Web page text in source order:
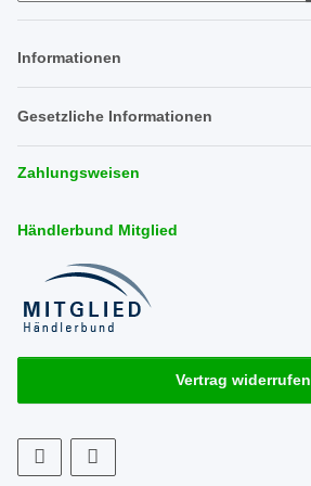
Informationen
Gesetzliche Informationen
Zahlungsweisen
Händlerbund Mitglied
Vertrag widerrufen